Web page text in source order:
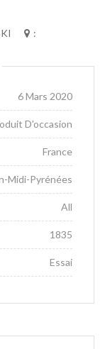
:
6 Mars 2020
D'occasion
France
Midi-Pyrénées
All
1835
Essai